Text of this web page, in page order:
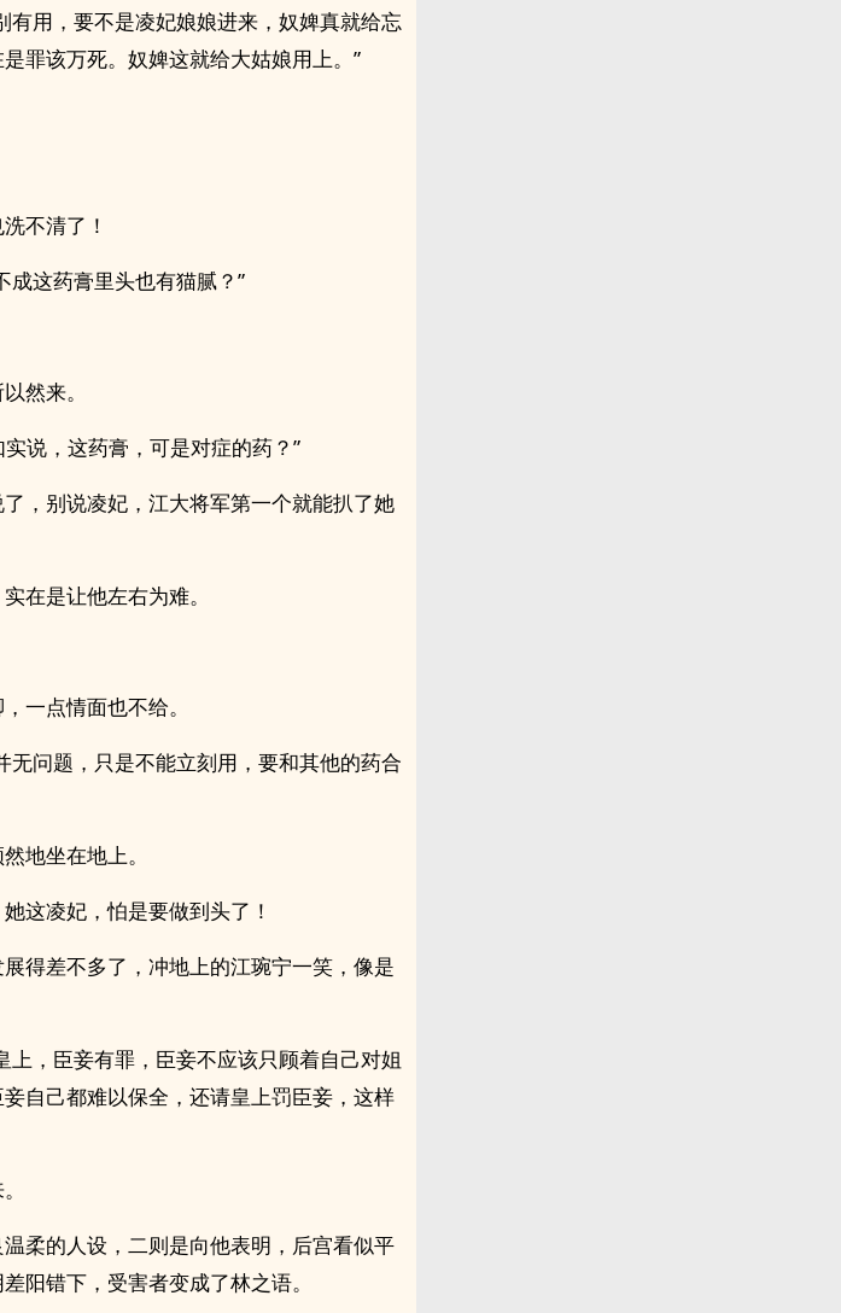
有用，要不是凌妃娘娘进来，奴婢真就给忘
罪该万死。奴婢这就给大姑娘用上。”
不清了！
成这药膏里头也有猫腻？”
然来。
说，这药膏，可是对症的药？”
，别说凌妃，江大将军第一个就能扒了她
在是让他左右为难。
一点情面也不给。
无问题，只是不能立刻用，要和其他的药合
地坐在地上。
这凌妃，怕是要做到头了！
得差不多了，冲地上的江琬宁一笑，像是
上，臣妾有罪，臣妾不应该只顾着自己对姐
自己都难以保全，还请皇上罚臣妾，这样
柔的人设，二则是向他表明，后宫看似平
阳错下，受害者变成了林之语。